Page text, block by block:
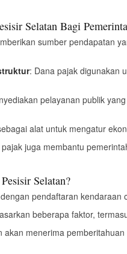
Selatan Bagi
sumber pendapatan
: Dana pajak digunakan
pelayanan publik
alat untuk mengatur
juga membantu
Selatan?
pendaftaran
beberapa faktor,
akan menerima